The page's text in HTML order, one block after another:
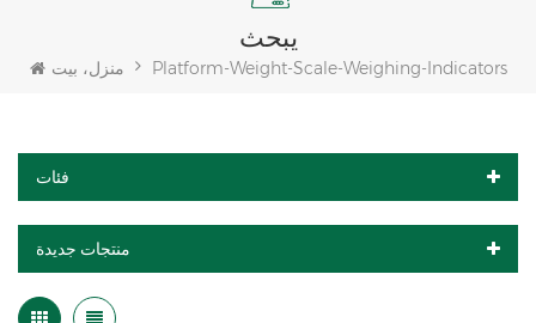
يبحث
منزل، بيت Platform-Weight-Scale-Weighing-Indicators
فئات
منتجات جديدة